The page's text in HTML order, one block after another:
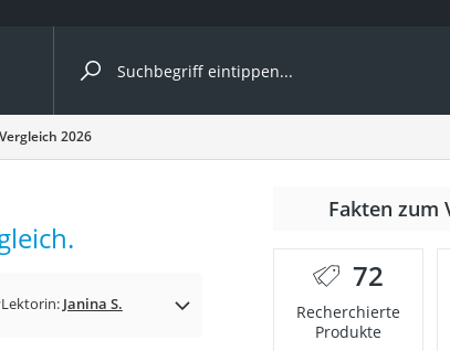
nach Kategorie
(4 Fahrräder)
2026
Lektorin: Janina S.
Fakten zum
72
Recherchierte
Produkte